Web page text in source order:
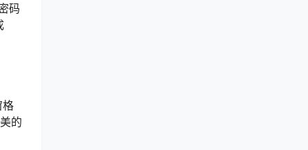
码
格
的